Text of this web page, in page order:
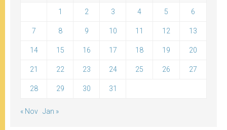
1 2 3 4 5 6
7 8 9 10 11 12 13
14 15 16 17 18 19 20
21 22 23 24 25 26 27
28 29 30 31
« Nov Jan »